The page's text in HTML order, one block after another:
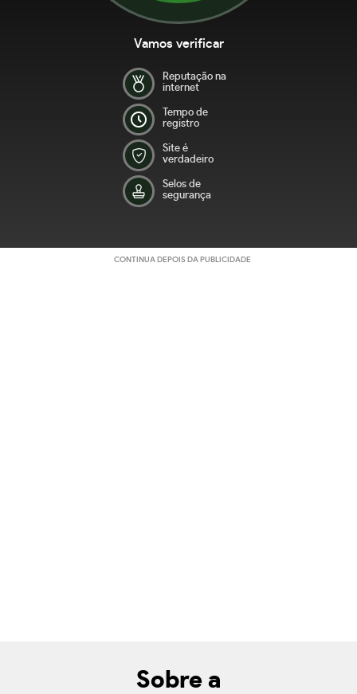
Vamos verificar
Reputação na
internet
Tempo de
registro
Site é
verdadeiro
Selos de
segurança
CONTINUA DEPOIS DA PUBLICIDADE
Sobre a